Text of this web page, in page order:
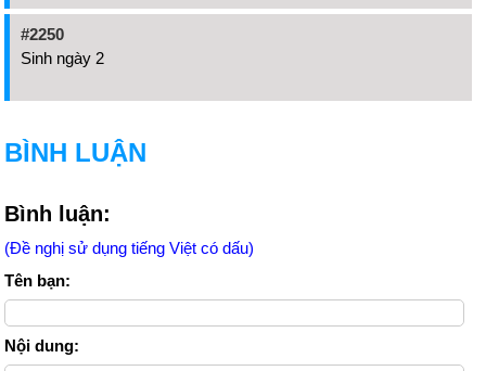
#2250
Sinh ngày 2
BÌNH LUẬN
Bình luận:
(Đề nghị sử dụng tiếng Việt có dấu)
Tên bạn:
Nội dung: